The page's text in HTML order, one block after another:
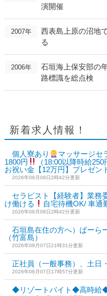
演開催
2007年
西表島上原の沼地
る
2006年
石垣海上保安部の
路標識を総点検
新着求人情報！
個人寮あり
マッサージセ
1800円
（18:00以降時給
お祝い金【12万円】プレゼン
2026年08月08日2時42分更新
セラピスト【経験者】業務
け働ける
自宅待機OK/ 車通
2026年08月08日2時42分更新
石垣島在住の方へ）ぱーら
（竹富島）
2026年08月07日21時31分更新
正社員（一般事務）、土日
2026年08月07日17時57分更新
◆リゾートバイト◆高時給